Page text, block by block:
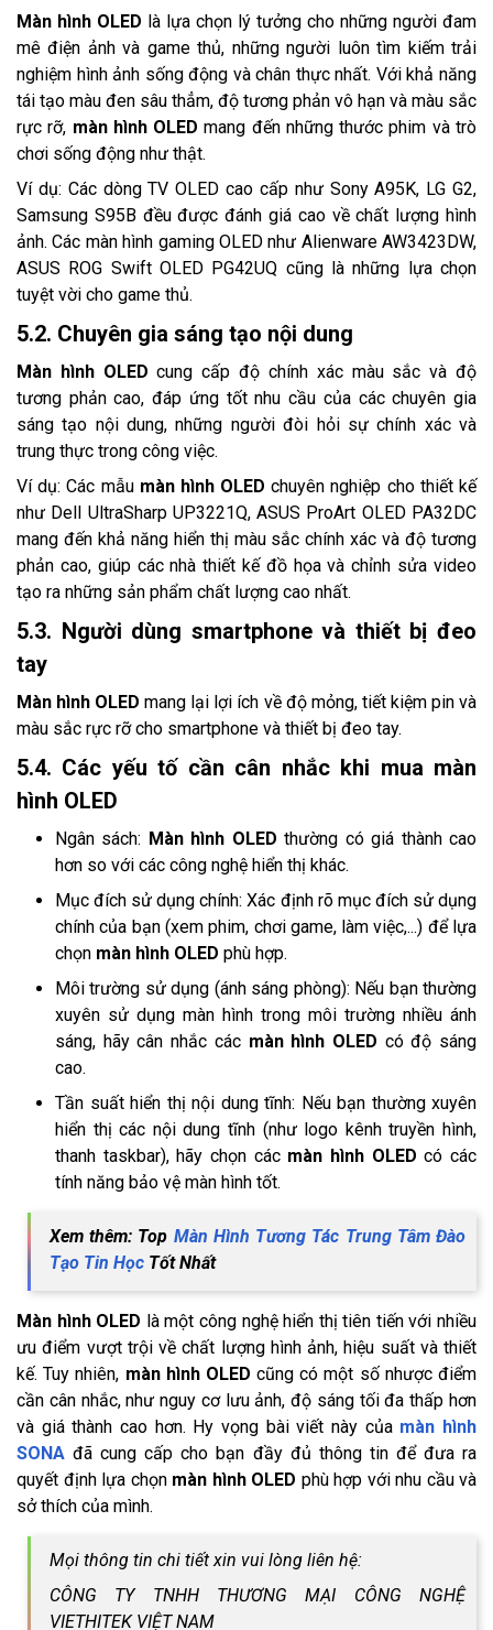
Màn hình OLED là lựa chọn lý tưởng cho những người đam
mê điện ảnh và game thủ, những người luôn tìm kiếm trải
nghiệm hình ảnh sống động và chân thực nhất. Với khả năng
tái tạo màu đen sâu thẳm, độ tương phản vô hạn và màu sắc
rực rỡ, màn hình OLED mang đến những thước phim và trò
chơi sống động như thật.
Ví dụ: Các dòng TV OLED cao cấp như Sony A95K, LG G2,
Samsung S95B đều được đánh giá cao về chất lượng hình
ảnh. Các màn hình gaming OLED như Alienware AW3423DW,
ASUS ROG Swift OLED PG42UQ cũng là những lựa chọn
tuyệt vời cho game thủ.
5.2. Chuyên gia sáng tạo nội dung
Màn hình OLED cung cấp độ chính xác màu sắc và độ
tương phản cao, đáp ứng tốt nhu cầu của các chuyên gia
sáng tạo nội dung, những người đòi hỏi sự chính xác và
trung thực trong công việc.
Ví dụ: Các mẫu màn hình OLED chuyên nghiệp cho thiết kế
như Dell UltraSharp UP3221Q, ASUS ProArt OLED PA32DC
mang đến khả năng hiển thị màu sắc chính xác và độ tương
phản cao, giúp các nhà thiết kế đồ họa và chỉnh sửa video
tạo ra những sản phẩm chất lượng cao nhất.
5.3. Người dùng smartphone và thiết bị đeo
tay
Màn hình OLEDmang lại lợi ích về độ mỏng, tiết kiệm pin và
màu sắc rực rỡ cho smartphone và thiết bị đeo tay.
5.4. Các yếu tố cần cân nhắc khi mua màn
hình OLED
Ngân sách: Màn hình OLED thường có giá thành cao
hơn so với các công nghệ hiển thị khác.
Mục đích sử dụng chính: Xác định rõ mục đích sử dụng
chính của bạn (xem phim, chơi game, làm việc,...) để lựa
chọn màn hình OLED phù hợp.
Môi trường sử dụng (ánh sáng phòng): Nếu bạn thường
xuyên sử dụng màn hình trong môi trường nhiều ánh
sáng, hãy cân nhắc các màn hình OLED có độ sáng
cao.
Tần suất hiển thị nội dung tĩnh: Nếu bạn thường xuyên
hiển thị các nội dung tĩnh (như logo kênh truyền hình,
thanh taskbar), hãy chọn các màn hình OLED có các
tính năng bảo vệ màn hình tốt.
Xem thêm: Top Màn Hình Tương Tác Trung Tâm Đào
Tạo Tin Học Tốt Nhất
Màn hình OLED là một công nghệ hiển thị tiên tiến với nhiều
ưu điểm vượt trội về chất lượng hình ảnh, hiệu suất và thiết
kế. Tuy nhiên, màn hình OLED cũng có một số nhược điểm
cần cân nhắc, như nguy cơ lưu ảnh, độ sáng tối đa thấp hơn
và giá thành cao hơn. Hy vọng bài viết này của màn hình
SONA đã cung cấp cho bạn đầy đủ thông tin để đưa ra
quyết định lựa chọn màn hình OLED phù hợp với nhu cầu và
sở thích của mình.
Mọi thông tin chi tiết xin vui lòng liên hệ:
CÔNG TY TNHH THƯƠNG MẠI CÔNG NGHỆ
VIETHITEK VIỆT NAM